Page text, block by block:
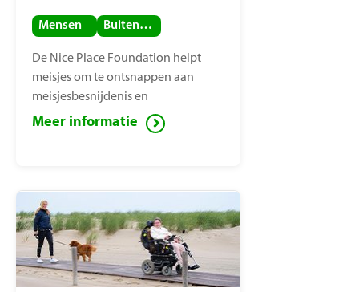
Mensen Buitenland
De Nice Place Foundation helpt
meisjes om te ontsnappen aan
meisjesbesnijdenis en
kindhuwelijken. De stichting is
Meer informatie